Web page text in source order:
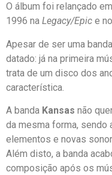
O álbum foi relançado
1996 na Legacy/Epic e
Apesar de ser uma
datado: já na primeira
trata de um disco dos
característica.
A banda Kansas não
da mesma forma,
elementos e novas
Além disto, a banda
composição após os